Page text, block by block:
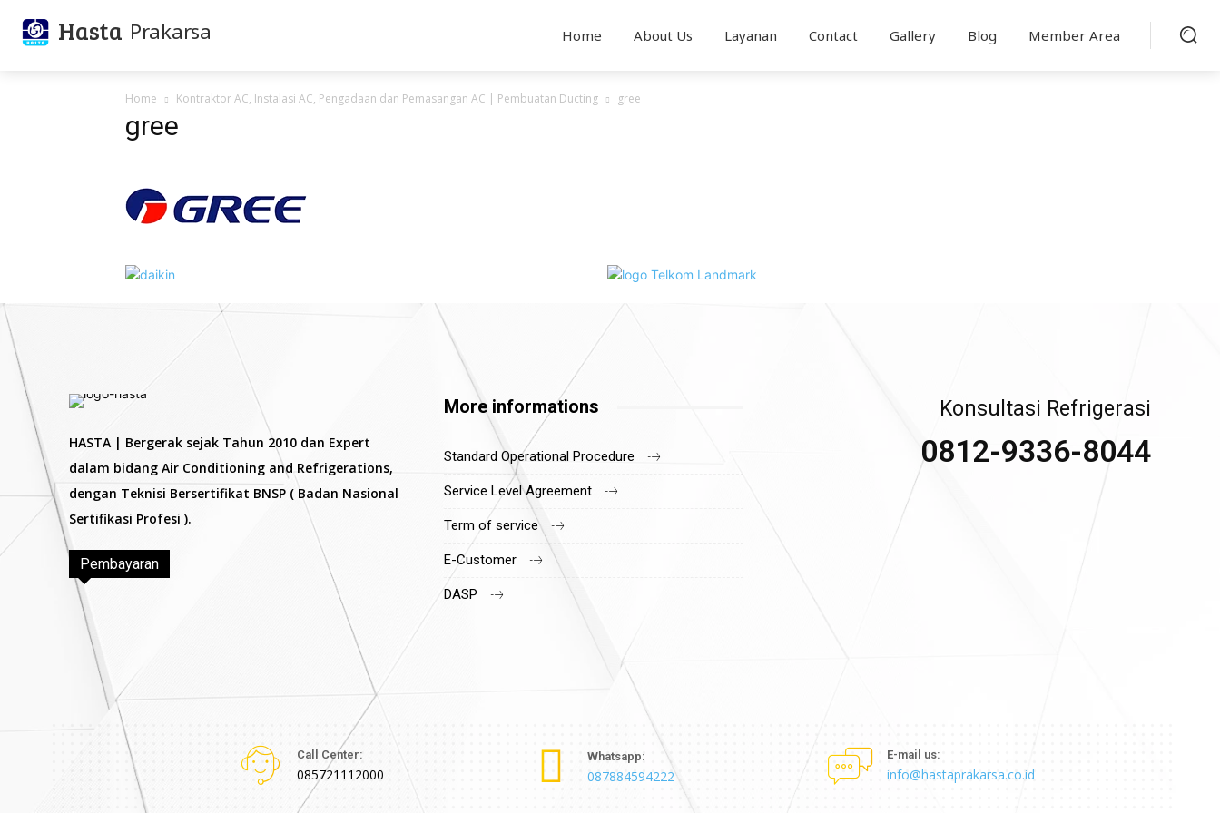
Hasta Prakarsa Home About Us Layanan Contact Gallery Blog Member Area
Home Kontraktor AC, Instalasi AC, Pengadaan dan Pemasangan AC | Pembuatan Ducting gree
gree
HASTA | Bergerak sejak Tahun 2010 dan Expert
dalam bidang Air Conditioning and Refrigerations,
dengan Teknisi Bersertifikat BNSP ( Badan Nasional
Sertifikasi Profesi ).
Pembayaran
More informations
Standard Operational Procedure
Service Level Agreement
Term of service
E-Customer
DASP
Konsultasi Refrigerasi
0812-9336-8044
Call Center:
085721112000
Whatsapp:
087884594222
E-mail us:
info@hastaprakarsa.co.id